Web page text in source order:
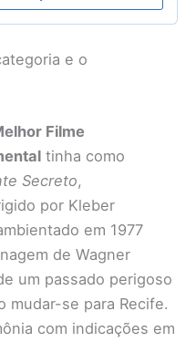
e o
Filme
tinha como
Secreto,
por Kleber
em 1977
de Wagner
um passado perigoso
mudar-se para Recife.
com indicações em